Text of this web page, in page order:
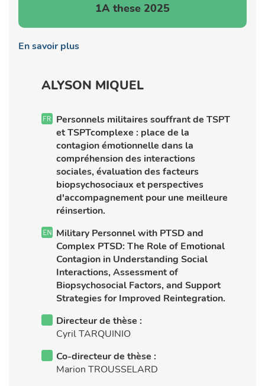
1A these 2025
En savoir plus
ALYSON MIQUEL
Personnels militaires souffrant de TSPT
et TSPTcomplexe : place de la
contagion émotionnelle dans la
compréhension des interactions
sociales, évaluation des facteurs
biopsychosociaux et perspectives
d'accompagnement pour une meilleure
réinsertion.
Military Personnel with PTSD and
Complex PTSD: The Role of Emotional
Contagion in Understanding Social
Interactions, Assessment of
Biopsychosocial Factors, and Support
Strategies for Improved Reintegration.
Directeur de thèse :
Cyril TARQUINIO
Co-directeur de thèse :
Marion TROUSSELARD